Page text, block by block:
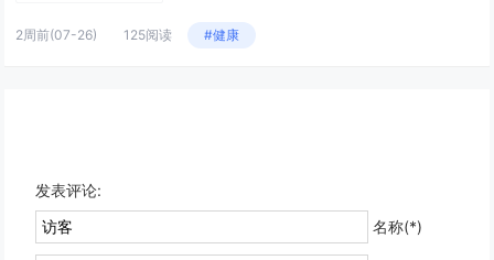
2周前(07-26) 125阅读 #健康
发表评论:
名称(*)